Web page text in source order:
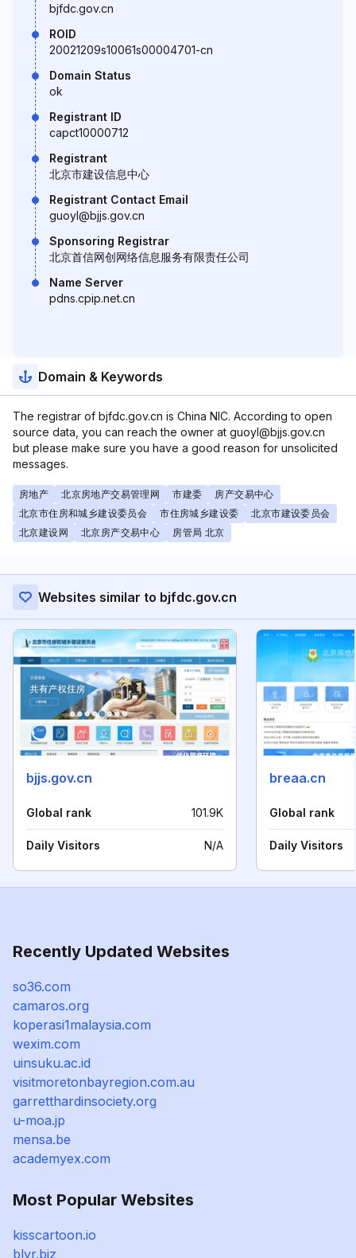
bjfdc.gov.cn
ROID
20021209s10061s00004701-cn
Domain Status
ok
Registrant ID
capct10000712
Registrant
北京市建设信息中心
Registrant Contact Email
guoyl@bjjs.gov.cn
Sponsoring Registrar
北京首信网创网络信息服务有限责任公司
Name Server
pdns.cpip.net.cn
Domain & Keywords
The registrar of bjfdc.gov.cn is China NIC. According to open
source data, you can reach the owner at guoyl@bjjs.gov.cn
but please make sure you have a good reason for unsolicited
messages.
房地产 北京房地产交易管理网 市建委
房产交易中心
北京市住房和城乡建设委员会
市住房城乡建设委
北京市建设委员会
北京建设网
北京房产交易中心 房管局 北京
Websites similar to bjfdc.gov.cn
bjjs.gov.cn
Global rank 101.9K
Daily Visitors N/A
breaa.cn
Global rank
Daily Visitors
Recently Updated Websites
so36.com
camaros.org
koperasi1malaysia.com
wexim.com
uinsuku.ac.id
visitmoretonbayregion.com.au
garretthardinsociety.org
u-moa.jp
mensa.be
academyex.com
Most Popular Websites
kisscartoon.io
blvr.biz